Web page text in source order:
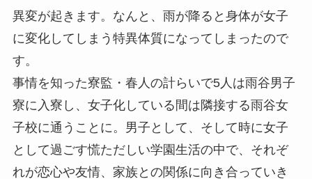
異変が起きます。なんと、雨が降ると身体が女子
に変化してしまう特異体質になってしまったので
す。
事情を知った寮監・春人の計らいで5人は雨谷男子
寮に入寮し、女子化している間は隣接する雨谷女
子校に通うことに。男子として、そして時に女子
として過ごす慌ただしい学園生活の中で、それぞ
れが恋心や友情、家族との関係に向き合っていき